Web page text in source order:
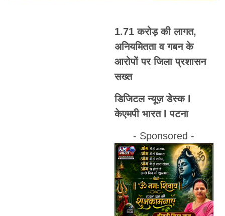
1.71 करोड़ की लागत,
अनियमितता व गबन के
आरोपों पर जिला प्रशासन
सख्त
डिजिटल न्यूज़ डेस्क l
केएमपी भारत l पटना
- Sponsored -